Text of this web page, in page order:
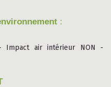
:
Impact air intérieur NON -